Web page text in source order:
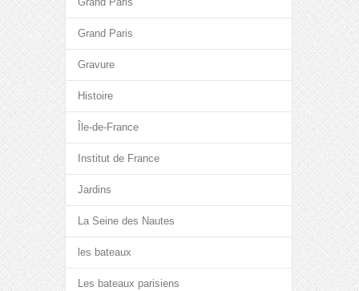
Grand Paris
Gravure
Histoire
Île-de-France
Institut de France
Jardins
La Seine des Nautes
les bateaux
Les bateaux parisiens